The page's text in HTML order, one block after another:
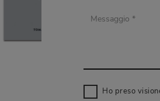
Ho preso